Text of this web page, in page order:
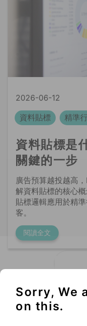
資料貼標是
關鍵的一步
廣告預算越投越高
解資料貼標的核心
貼標邏輯應用於精
客。
閱讀全文
Sorry, We
on this.